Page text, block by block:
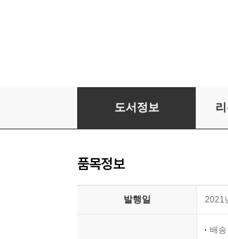
지금 중요한 것은 마케팅이다
도서정보
품목정보
발행일 2021
배송